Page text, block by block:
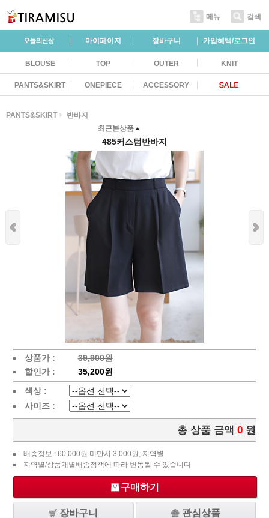
메뉴 검색
마이페이지 장바구니 가입혜택/로그인
BLOUSE TOP OUTER KNIT
PANTS&SKIRT ONEPIECE ACCESSORY
PANTS&SKIRT
반바지
최근본상품
485커스텀반바지
상품가 :
39,900원
할인가 :
35,200원
색상 :
사이즈 :
총 상품 금액 0 원
배송정보 : 60,000원 미만시 3,000원, 지역별
지역별/상품개별배송정책에 따라 변동될 수 있습니다
구매하기
장바구니 관심상품